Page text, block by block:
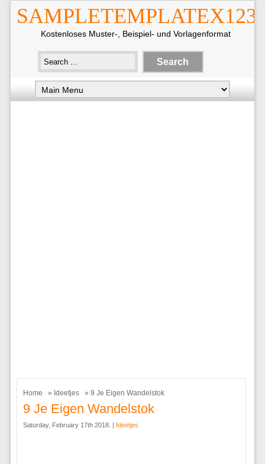
Kostenloses Muster-, Beispiel- und Vorlagenformat
Home » Ideetjes » 9 Je Eigen Wandelstok
9 Je Eigen Wandelstok
Saturday, February 17th 2018. | Ideetjes